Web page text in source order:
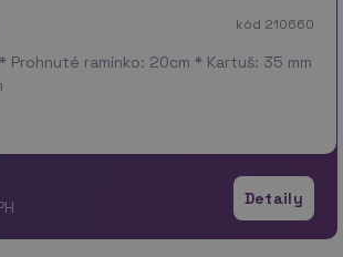
kód 210660
Prohnuté ramínko: 20cm * Kartuš: 35 mm
Detaily